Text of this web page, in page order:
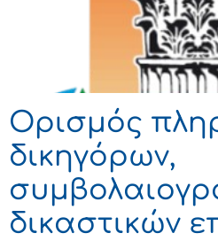
Ορισμός
δικηγόρων,
δικαστικών